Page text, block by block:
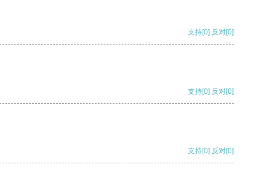
支持[0] 反对[0]
支持[0] 反对[0]
支持[0] 反对[0]